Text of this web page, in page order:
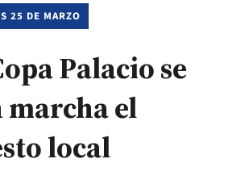
25 DE MARZO
Palacio se
marcha el
local